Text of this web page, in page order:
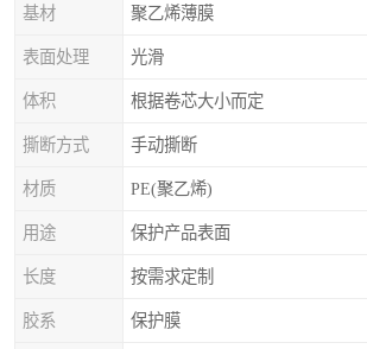
基材 聚乙烯薄膜
表面处理 光滑
体积 根据卷芯大小而定
撕断方式 手动撕断
材质 PE(聚乙烯)
用途 保护产品表面
长度 按需求定制
胶系 保护膜